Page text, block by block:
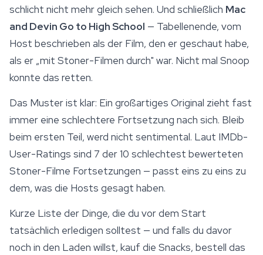
schlicht nicht mehr gleich sehen. Und schließlich Mac
and Devin Go to High School — Tabellenende, vom
Host beschrieben als der Film, den er geschaut habe,
als er „mit Stoner-Filmen durch" war. Nicht mal Snoop
konnte das retten.
Das Muster ist klar: Ein großartiges Original zieht fast
immer eine schlechtere Fortsetzung nach sich. Bleib
beim ersten Teil, werd nicht sentimental. Laut IMDb-
User-Ratings sind 7 der 10 schlechtest bewerteten
Stoner-Filme Fortsetzungen — passt eins zu eins zu
dem, was die Hosts gesagt haben.
Kurze Liste der Dinge, die du vor dem Start
tatsächlich erledigen solltest — und falls du davor
noch in den Laden willst, kauf die Snacks, bestell das